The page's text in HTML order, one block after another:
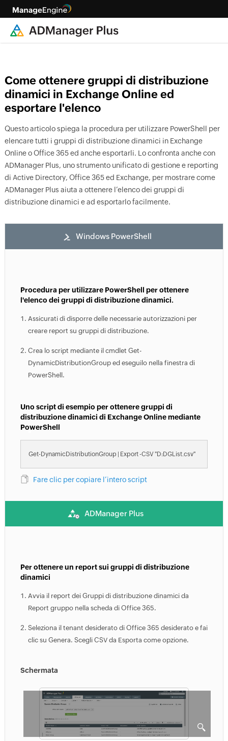
Come ottenere gruppi di distribuzione
dinamici in Exchange Online ed
esportare l'elenco
Questo articolo spiega la procedura per utilizzare PowerShell per
elencare tutti i gruppi di distribuzione dinamici in Exchange
Online o Office 365 ed anche esportarli. Lo confronta anche con
ADManager Plus, uno strumento unificato di gestione e reporting
di Active Directory, Office 365 ed Exchange, per mostrare come
ADManager Plus aiuta a ottenere l’elenco dei gruppi di
distribuzione dinamici e ad esportarlo facilmente.
Windows PowerShell
Procedura per utilizzare PowerShell per ottenere
l'elenco dei gruppi di distribuzione dinamici.
Assicurati di disporre delle necessarie autorizzazioni per
creare report su gruppi di distribuzione.
Crea lo script mediante il cmdlet Get-
DynamicDistributionGroup ed eseguilo nella finestra di
PowerShell.
Uno script di esempio per ottenere gruppi di
distribuzione dinamici di Exchange Online mediante
PowerShell
Get-DynamicDistributionGroup | Export -CSV "D:DGList.csv"
Fare clic per copiare l’intero script
ADManager Plus
Per ottenere un report sui gruppi di distribuzione
dinamici
Avvia il report dei Gruppi di distribuzione dinamici da
Report gruppo nella scheda di Office 365.
Seleziona il tenant desiderato di Office 365 desiderato e fai
clic su Genera. Scegli CSV da Esporta come opzione.
Schermata